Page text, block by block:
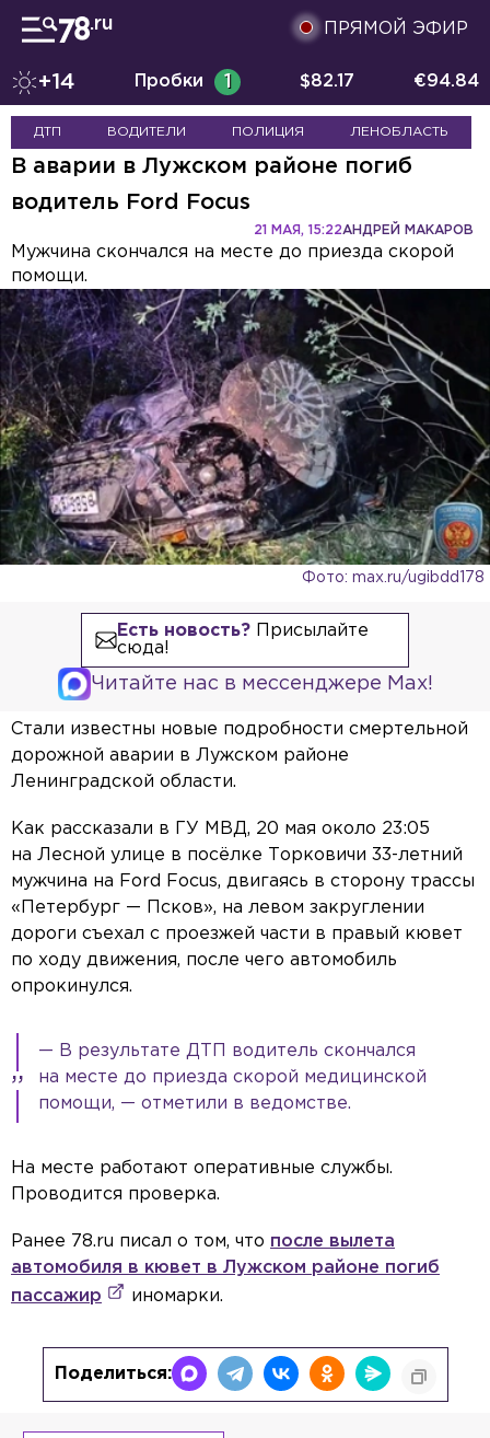
ПРЯМОЙ ЭФИР
+14 Пробки 1 $82.17 €94.84
ДТП ВОДИТЕЛИ ПОЛИЦИЯ ЛЕНОБЛАСТЬ
В аварии в Лужском районе погиб
водитель Ford Focus
АНДРЕЙ МАКАРОВ
21 МАЯ, 15:22
Мужчина скончался на месте до приезда скорой
помощи.
Фото: max.ru/ugibdd178
Есть новость?Присылайте
сюда!
Читайте нас в мессенджере Max!
Стали известны новые подробности смертельной
дорожной аварии в Лужском районе
Ленинградской области.
Как рассказали в ГУ МВД, 20 мая около 23:05
на Лесной улице в посёлке Торковичи 33-летний
мужчина на Ford Focus, двигаясь в сторону трассы
«Петербург — Псков», на левом закруглении
дороги съехал с проезжей части в правый кювет
по ходу движения, после чего автомобиль
опрокинулся.
— В результате ДТП водитель скончался
на месте до приезда скорой медицинской
помощи, — отметили в ведомстве.
На месте работают оперативные службы.
Проводится проверка.
Ранее 78.ru писал о том, что после вылета
автомобиля в кювет в Лужском районе погиб
пассажир
иномарки.
Поделиться: